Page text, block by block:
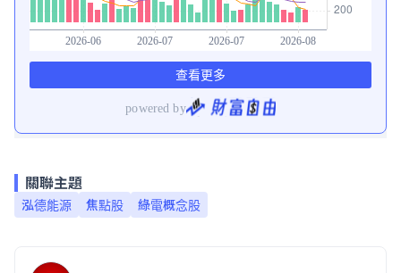
關聯主題
泓德能源 焦點股 綠電概念股